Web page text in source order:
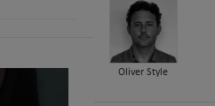
Oliver Style